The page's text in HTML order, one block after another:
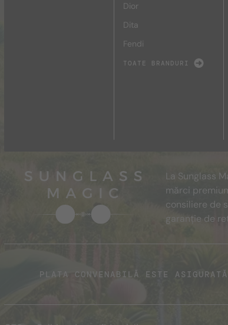
Dior
Dita
Fendi
TOATE BRANDURI
La Sunglass
mărci
consiliere de
garanție de
PLATA CONVENABILĂ ESTE